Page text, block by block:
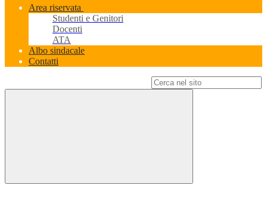
Area riservata
Studenti e Genitori
Docenti
ATA
Albo sindacale
Contatti